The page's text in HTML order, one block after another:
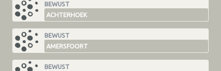
BEWUST
ACHTERHOEK
BEWUST
AMERSFOORT
BEWUST